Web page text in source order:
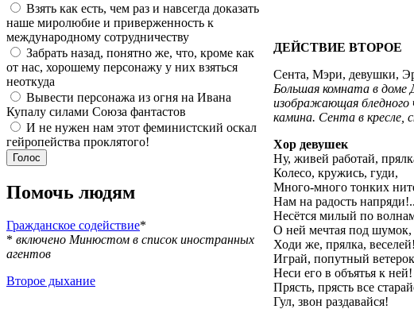
Взять как есть, чем раз и навсегда доказать
наше миролюбие и приверженность к
международному сотрудничеству
Забрать назад, понятно же, что, кроме как
от нас, хорошему персонажу у них взяться
неоткуда
Вывести персонажа из огня на Ивана
Купалу силами Союза фантастов
И не нужен нам этот феминистский оскал
гейропейства проклятого!
Помочь людям
Гражданское содействие*
* включено Минюстом в список иностранных
агентов
Второе дыхание
ДЕЙСТВИЕ ВТОРОЕ
Сента, Мэри, девушки,
Большая комната в
изображающая бледного
камина. Сента в кресле,
Хор девушек
Ну, живей работай,
Колесо, кружись, гуди,
Много-много тонких
Нам на радость напряди!..
Несётся милый по
О ней мечтая под шумок,
Ходи же, прялка,
Играй, попутный
Неси его в объятья к ней!
Прясть, прясть все
Гул, звон раздавайся!